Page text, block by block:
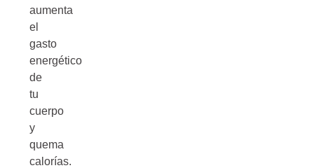
aumenta
el
gasto
energético
de
tu
cuerpo
y
quema
calorías.